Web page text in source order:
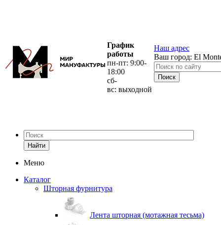
График
работы
пн-пт: 9:00-
18:00
сб-
вс: выходной
Наш адрес
Ваш город: El
Найти
Меню
Каталог
Шторная фурнитура
Лента шторная (мотажная тесьма)